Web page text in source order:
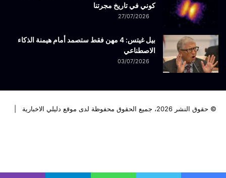
كوني في تاريخ مجرتنا
27/07/2026
بيل غيتس: 4 مهن فقط ستصمد أمام هيمنة الذكاء
الاصطناعي
03/07/2026
© حقوق النشر 2026، جميع الحقوق محفوظة لدى موقع دليلي الاخبارية |